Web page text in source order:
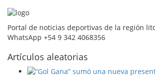
Portal de noticias deportivas de la región
WhatsApp +54 9 342 4068356
Artículos aleatorias